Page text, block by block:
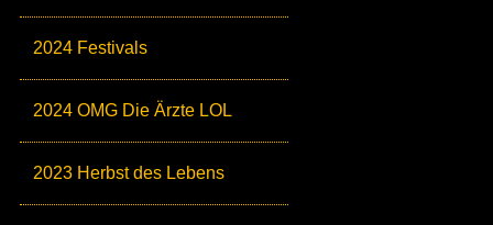
2024 Festivals
2024 OMG Die Ärzte LOL
2023 Herbst des Lebens